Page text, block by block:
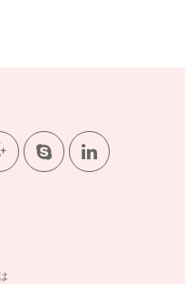
つからあるんだろう？という
子育てしている…
で育むコミュニケーション力
。ベビーサイン協会の代表理